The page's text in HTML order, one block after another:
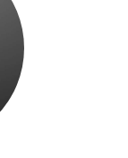
de la
revela
opción de